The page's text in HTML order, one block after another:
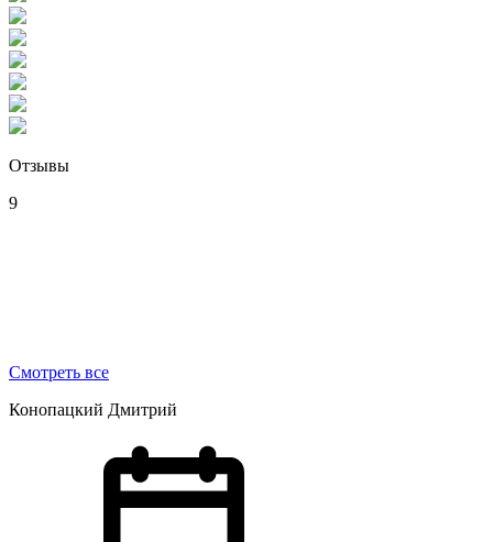
Отзывы
9
Смотреть все
Конопацкий Дмитрий